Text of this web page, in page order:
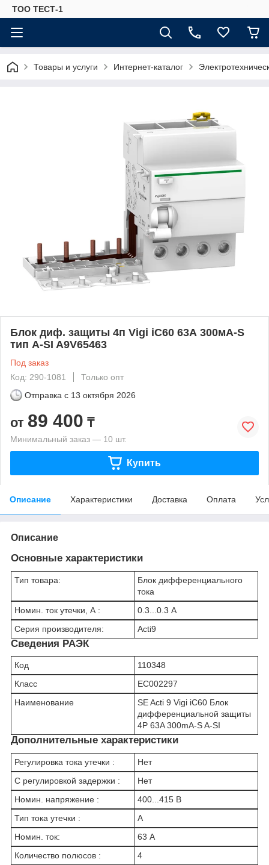
ТОО ТЕСТ-1
Товары и услуги Интернет-каталог
Блок диф. защиты 4п Vigi iC60 63А 300мА-S
тип A-SI A9V65463
Под заказ
Код: 290-1081
Только опт
Отправка с 13 октября 2026
от 89 400 ₸
Минимальный заказ — 10 шт.
Купить
Описание Характеристики Доставка Оплата
Описание
Основные характеристики
Тип товара:
Блок дифференциального
тока
Номин. ток утечки, А :
0.3...0.3 А
Серия производителя:
Acti9
Сведения РАЭК
Код
110348
Класс
EC002297
Наименование
SE Acti 9 Vigi iC60 Блок
дифференциальной защиты
4P 63A 300mA-S A-SI
Дополнительные характеристики
Регулировка тока утечки :
Нет
С регулировкой задержки :
Нет
Номин. напряжение :
400...415 В
Тип тока утечки :
A
Номин. ток:
63 А
Количество полюсов :
4